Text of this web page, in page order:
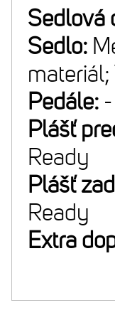
Sedlová
Sedlo:
Pedále: -
Plášť
Ready
Plášť
Ready
Extra